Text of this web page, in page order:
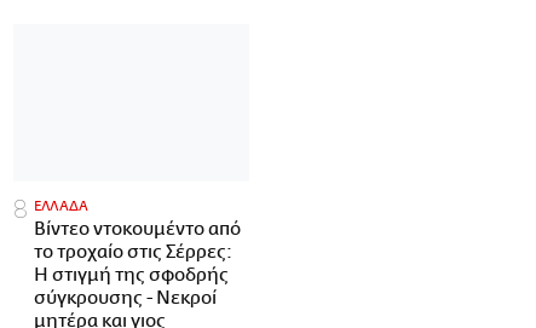
ΕΛΛΑΔΑ
Βίντεο ντοκουμέντο από
το τροχαίο στις Σέρρες:
Η στιγμή της σφοδρής
σύγκρουσης - Νεκροί
μητέρα και γιος